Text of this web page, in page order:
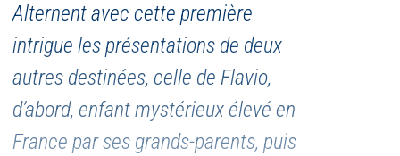
Alternent avec cette première
intrigue les présentations de deux
autres destinées, celle de Flavio,
d’abord, enfant mystérieux élevé en
France par ses grands-parents, puis